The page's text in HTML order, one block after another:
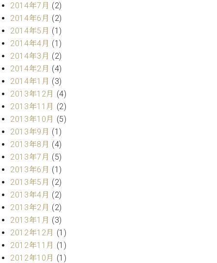
2014年7月 (2)
2014年6月 (2)
2014年5月 (1)
2014年4月 (1)
2014年3月 (2)
2014年2月 (4)
2014年1月 (3)
2013年12月 (4)
2013年11月 (2)
2013年10月 (5)
2013年9月 (1)
2013年8月 (4)
2013年7月 (5)
2013年6月 (1)
2013年5月 (2)
2013年4月 (2)
2013年2月 (2)
2013年1月 (3)
2012年12月 (1)
2012年11月 (1)
2012年10月 (1)